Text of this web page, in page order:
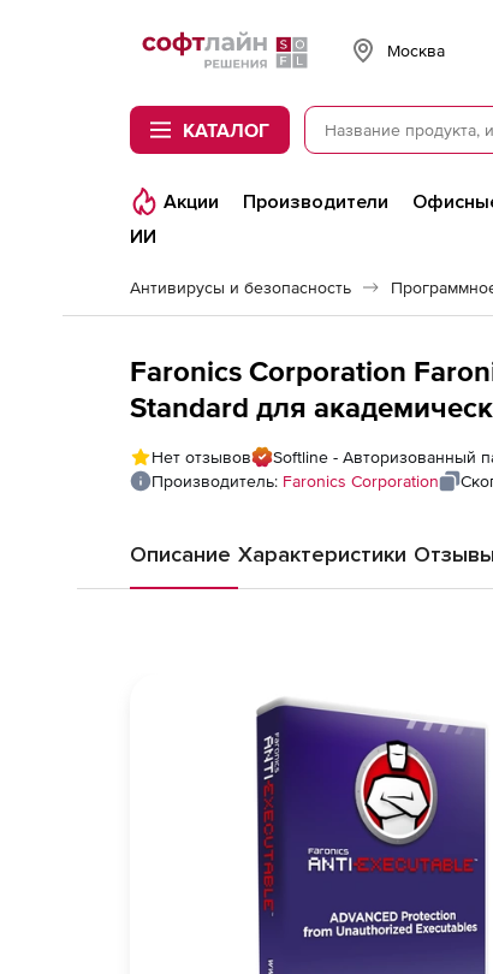
Softline
Москва
КАТАЛОГ
Акции Производители
ИИ
Антивирусы и безопасность
Faronics Corporation
Standard для
Нет отзывов
Softline - Авторизованный
Производитель: Faronics Corporation
Описание Характеристики Отзывы